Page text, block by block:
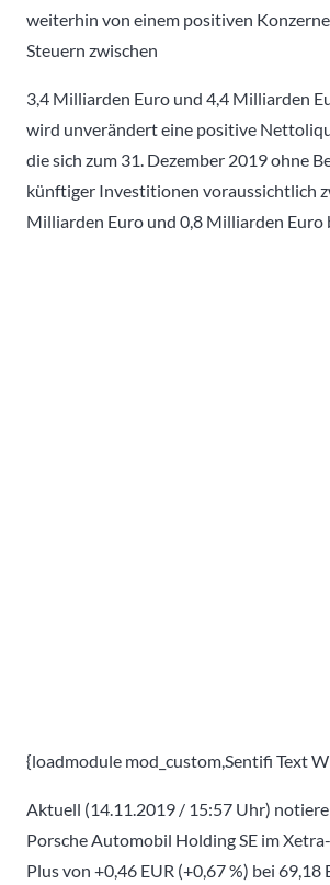
weiterhin von einem positiven
Steuern zwischen
3,4 Milliarden Euro und 4,4 Milliarden
wird unverändert eine positive
die sich zum 31. Dezember 2019 ohne
künftiger Investitionen voraussichtlich
Milliarden Euro und 0,8 Milliarden Euro
{loadmodule mod_custom,Sentifi Text
Aktuell (14.11.2019 / 15:57 Uhr)
Porsche Automobil Holding SE im
Plus von +0,46 EUR (+0,67 %) bei 69,18